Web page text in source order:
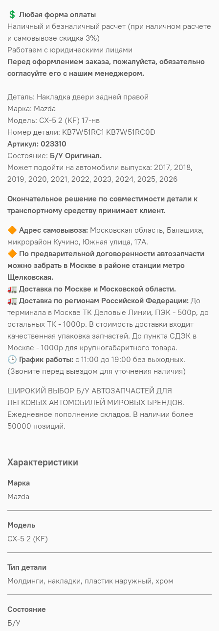
💲 Любая форма оплаты
Наличный и безналичный расчет (при наличном расчете
и самовывозе скидка 3%)
Работаем с юридическими лицами
Перед оформлением заказа, пожалуйста, обязательно
согласуйте его с нашим менеджером.
Деталь: Накладка двери задней правой
Марка: Mazda
Модель: CX-5 2 (KF) 17-нв
Номер детали: KB7W51RC1 KB7W51RC0D
Артикул: 023310
Состояние: Б/У Оригинал.
Может подойти на автомобили выпуска: 2017, 2018,
2019, 2020, 2021, 2022, 2023, 2024, 2025, 2026
Окончательное решение по совместимости детали к
транспортному средству принимает клиент.
🔶 Адрес самовывоза: Московская область, Балашиха,
микрорайон Кучино, Южная улица, 17А.
🔶 По предварительной договоренности автозапчасти
можно забрать в Москве в районе станции метро
Щелковская.
🚛 Доставка по Москве и Московской области.
🚛 Доставка по регионам Российской Федерации: До
терминала в Москве ТК Деловые Линии, ПЭК - 500р, до
остальных ТК - 1000р. В стоимость доставки входит
качественная упаковка запчастей. До пункта СДЭК в
Москве - 1000р для крупногабаритного товара.
🕒 График работы: с 11:00 до 19:00 без выходных.
(Звоните перед выездом для уточнения наличия)
ШИРОКИЙ ВЫБОР Б/У АВТОЗАПЧАСТЕЙ ДЛЯ
ЛЕГКОВЫХ АВТОМОБИЛЕЙ МИРОВЫХ БРЕНДОВ.
Ежедневное пополнение складов. В наличии более
50000 позиций.
Характеристики
Марка
Mazda
Модель
CX-5 2 (KF)
Тип детали
Молдинги, накладки, пластик наружный, хром
Состояние
Б/У